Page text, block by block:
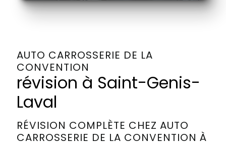
AUTO CARROSSERIE DE LA
CONVENTION
révision à Saint-Genis-
Laval
RÉVISION COMPLÈTE CHEZ AUTO
CARROSSERIE DE LA CONVENTION À